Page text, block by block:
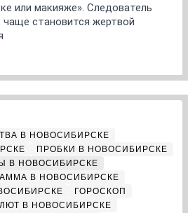
или макияже». Следователь
чаще становится жертвой
В НОВОСИБИРСКЕ
ПРОБКИ В НОВОСИБИРСКЕ
В НОВОСИБИРСКЕ
В НОВОСИБИРСКЕ
ГОРОСКОП
В НОВОСИБИРСКЕ